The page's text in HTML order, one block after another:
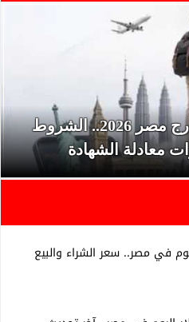
استكمال الدراسة خارج مصر 2026.. الشروط
معادلة الشهادة
في مصر.. سعر الشراء والبيع